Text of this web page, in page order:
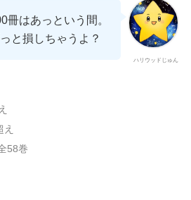
ハリウッドじゅん
冊はあっという間。
と損しちゃうよ？
58巻